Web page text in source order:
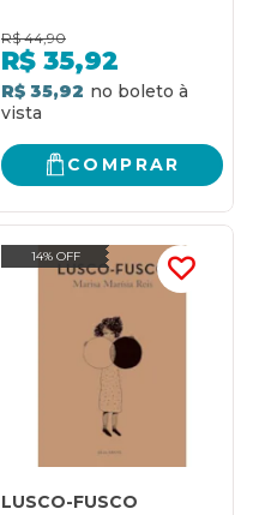
R$ 44,90
R$ 35,92
R$ 35,92
COMPRAR
14% OFF
LUSCO-FUSCO